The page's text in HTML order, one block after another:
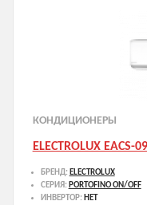
КОНДИЦИОНЕРЫ
ELECTROLUX EACS-
БРЕНД: ELECTROLUX
СЕРИЯ: PORTOFINO ON/OFF
ИНВЕРТОР: НЕТ